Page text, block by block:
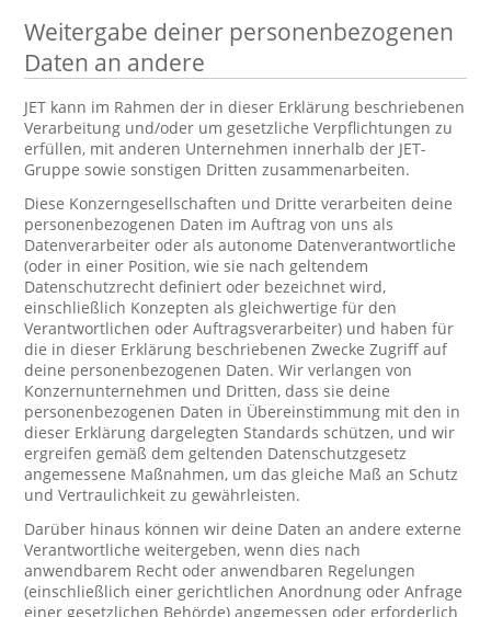
Weitergabe deiner personenbezogenen
Daten an andere
JET kann im Rahmen der in dieser Erklärung beschriebenen
Verarbeitung und/oder um gesetzliche Verpflichtungen zu
erfüllen, mit anderen Unternehmen innerhalb der JET-
Gruppe sowie sonstigen Dritten zusammenarbeiten.
Diese Konzerngesellschaften und Dritte verarbeiten deine
personenbezogenen Daten im Auftrag von uns als
Datenverarbeiter oder als autonome Datenverantwortliche
(oder in einer Position, wie sie nach geltendem
Datenschutzrecht definiert oder bezeichnet wird,
einschließlich Konzepten als gleichwertige für den
Verantwortlichen oder Auftragsverarbeiter) und haben für
die in dieser Erklärung beschriebenen Zwecke Zugriff auf
deine personenbezogenen Daten. Wir verlangen von
Konzernunternehmen und Dritten, dass sie deine
personenbezogenen Daten in Übereinstimmung mit den in
dieser Erklärung dargelegten Standards schützen, und wir
ergreifen gemäß dem geltenden Datenschutzgesetz
angemessene Maßnahmen, um das gleiche Maß an Schutz
und Vertraulichkeit zu gewährleisten.
Darüber hinaus können wir deine Daten an andere externe
Verantwortliche weitergeben, wenn dies nach
anwendbarem Recht oder anwendbaren Regelungen
(einschließlich einer gerichtlichen Anordnung oder Anfrage
einer gesetzlichen Behörde) angemessen oder erforderlich